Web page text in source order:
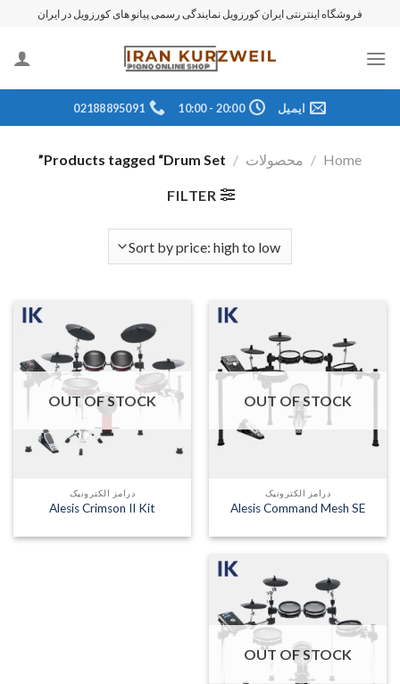
محتوا
فروشگاه اینترنتی ایران کورزویل نمایندگی رسمی پیانو های کورزویل در ایران
ایمیل 20:00 - 10:00
02188895091
Home
/ محصولات /
FILTER
OUT OF STOCK
درامز الکترونیک
Alesis Command Mesh SE
OUT OF STOCK
درامز الکترونیک
Alesis Crimson II Kit
OUT OF STOCK